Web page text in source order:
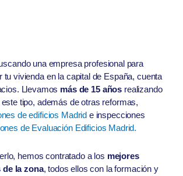
una empresa profesional para
tu vivienda en la capital de España, cuenta
Llevamos más de 15 años realizando
tipo, además de otras reformas,
de edificios Madrid e inspecciones
de Evaluación Edificios Madrid.
hemos contratado a los mejores
la zona, todos ellos con la formación y